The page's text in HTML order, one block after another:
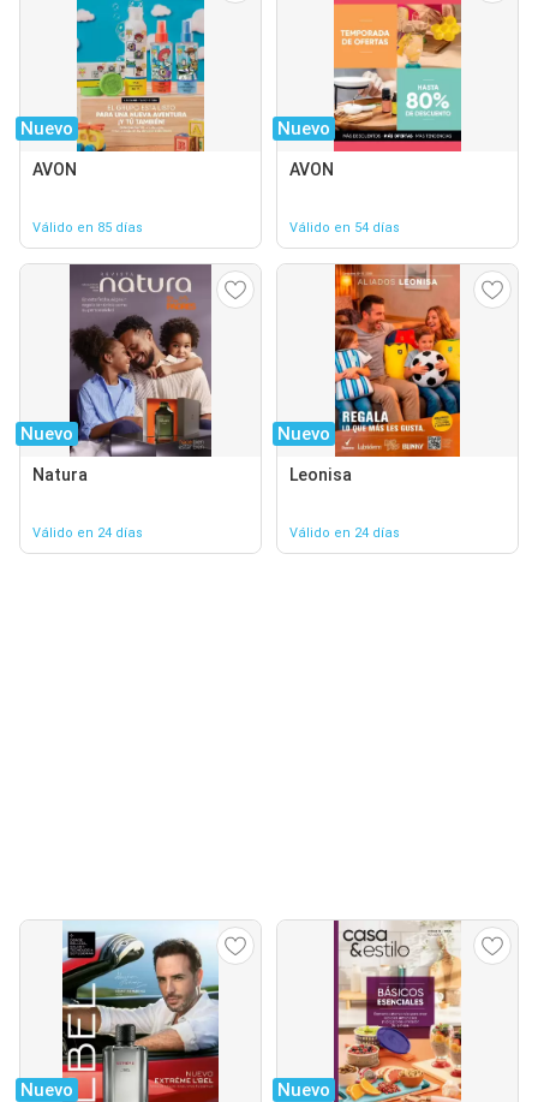
Nuevo
AVON
Válido en 85 días
Nuevo
AVON
Válido en 54 días
Nuevo
Natura
Válido en 24 días
Nuevo
Leonisa
Válido en 24 días
Nuevo Nuevo